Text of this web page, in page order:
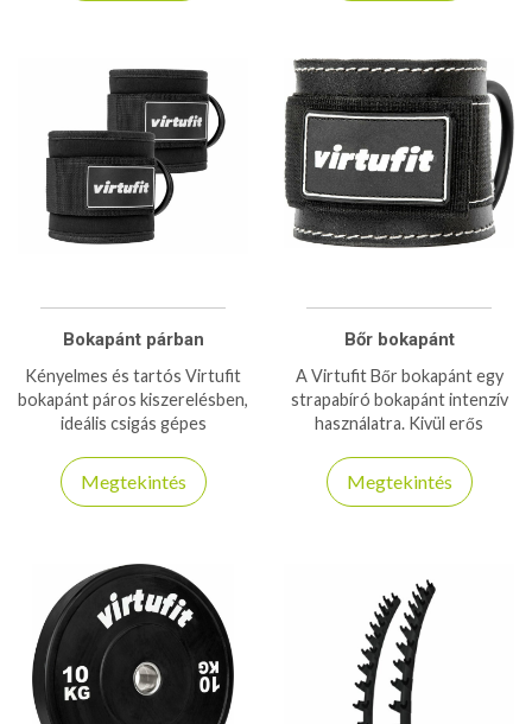
Bokapánt párban
Kényelmes és tartós Virtufit
bokapánt páros kiszerelésben,
ideális csigás gépes
izomcsoportjainak
erősítéséhez.
Megtekintés
Bőr bokapánt
A Virtufit Bőr bokapánt egy
strapabíró bokapánt intenzív
használatra. Kivül erős
bárány bőr a kényelem
érdekében!
Megtekintés